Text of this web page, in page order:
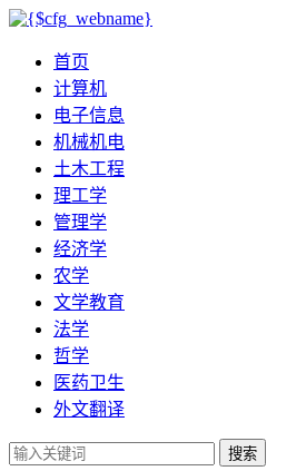
首页
计算机
电子信息
机械机电
土木工程
理工学
管理学
经济学
农学
文学教育
法学
哲学
医药卫生
外文翻译
搜索